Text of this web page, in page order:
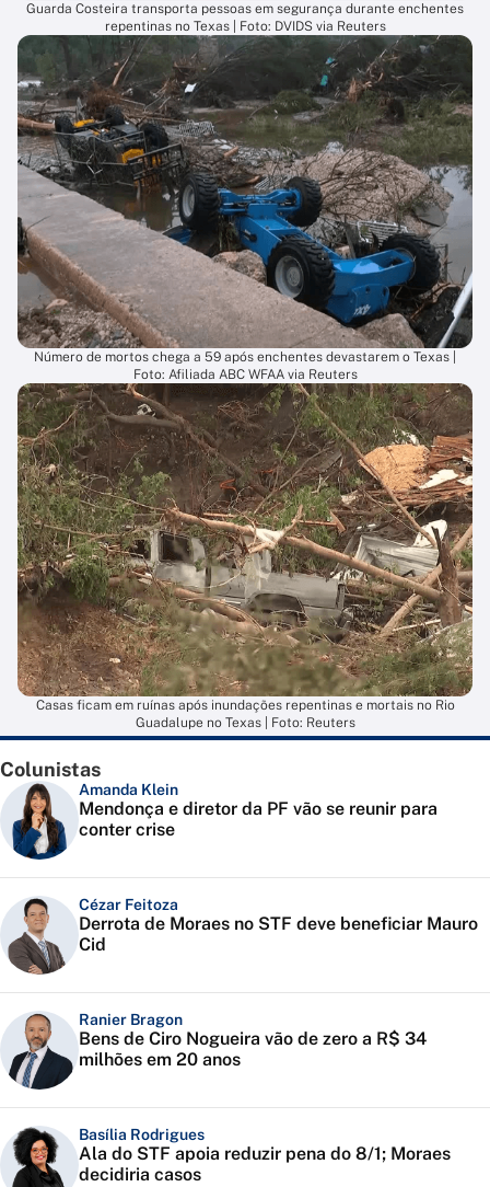
Guarda Costeira transporta pessoas em segurança durante enchentes
repentinas no Texas | Foto: DVIDS via Reuters
Número de mortos chega a 59 após enchentes devastarem o Texas |
Foto: Afiliada ABC WFAA via Reuters
Casas ficam em ruínas após inundações repentinas e mortais no Rio
Guadalupe no Texas | Foto: Reuters
Colunistas
Amanda Klein
Mendonça e diretor da PF vão se reunir para
conter crise
Cézar Feitoza
Derrota de Moraes no STF deve beneficiar Mauro
Cid
Ranier Bragon
Bens de Ciro Nogueira vão de zero a R$ 34
milhões em 20 anos
Basília Rodrigues
Ala do STF apoia reduzir pena do 8/1; Moraes
decidiria casos